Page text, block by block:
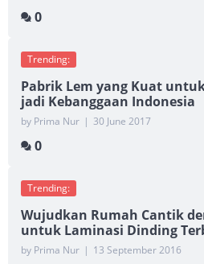
0
Trending:
Pabrik Lem yang Kuat
jadi Kebanggaan Indonesia
by Prima Nur | 30 June 2017
0
Trending:
Wujudkan Rumah Cantik
untuk Laminasi Dinding
by Prima Nur | 13 September 2016